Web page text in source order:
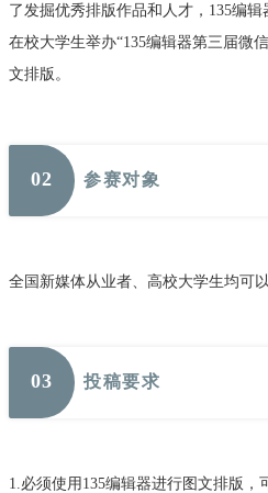
了发掘优秀排版作品和人才， 135编
在校大学生举办“135编辑器第三届微
文排版。
02 参赛对象
全国新媒体从业者、高校大学生均可以
03 投稿要求
1. 必须使用135编辑器进行图文排版，